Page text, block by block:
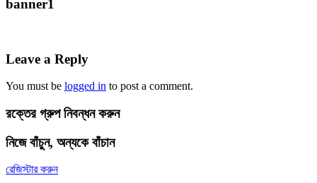
banner1
Leave a Reply
You must be logged in to post a comment.
রক্তের গ্রুপ নিবন্ধন করুন
নিজে বাঁচুন, অন্যকে বাঁচান
রেজিস্টার করুন